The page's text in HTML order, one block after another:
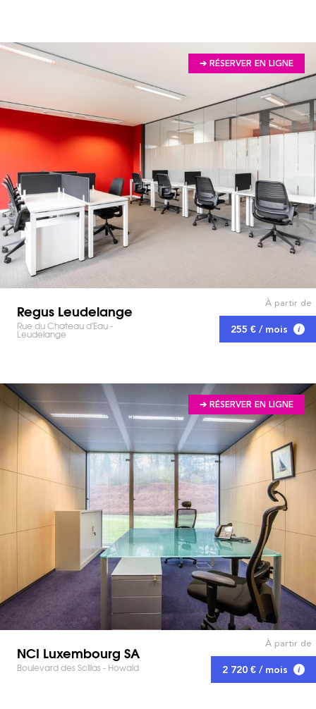
➔ RÉSERVER EN LIGNE
Regus Leudelange
Rue du Chateau d'Eau -
Leudelange
À partir de
255 € / mois
➔ RÉSERVER EN LIGNE
NCI Luxembourg SA
Boulevard des Scillas - Howald
À partir de
2 720 € / mois